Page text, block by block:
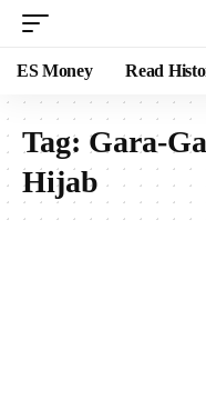
ES Money Read
Tag: Gara-
Hijab